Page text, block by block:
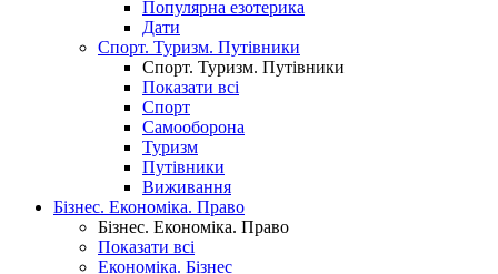
Популярна езотерика
Дати
Спорт. Туризм. Путівники
Спорт. Туризм. Путівники
Показати всі
Спорт
Самооборона
Туризм
Путівники
Виживання
Бізнес. Економіка. Право
Бізнес. Економіка. Право
Показати всі
Економіка. Бізнес